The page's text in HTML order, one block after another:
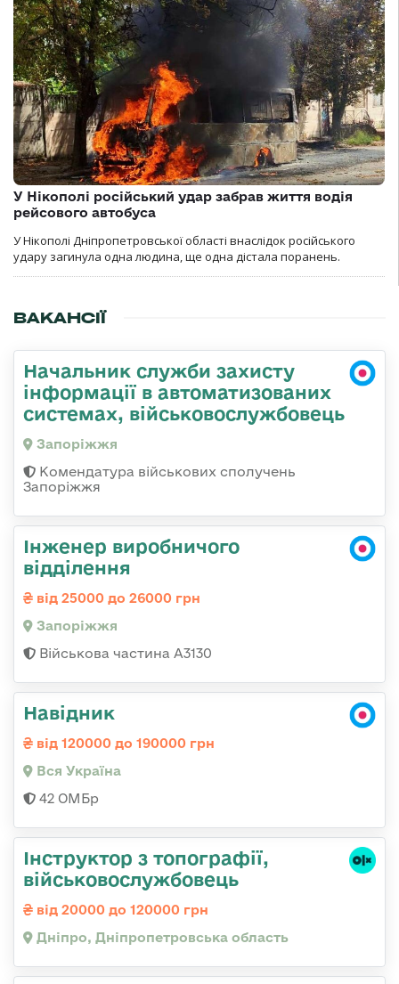
У Нікополі російський удар забрав життя водія
рейсового автобуса
У Нікополі Дніпропетровської області внаслідок російського
удару загинула одна людина, ще одна дістала поранень.
ВАКАНСІЇ
Начальник служби захисту
інформації в автоматизованих
системах, військовослужбовець
Запоріжжя
Комендатура військових сполучень
Запоріжжя
Інженер виробничого
відділення
від 25000 до 26000 грн
Запоріжжя
Військова частина А3130
Навідник
від 120000 до 190000 грн
Вся Україна
42 ОМБр
Інструктор з топографії,
військовослужбовець
від 20000 до 120000 грн
Дніпро, Дніпропетровська область